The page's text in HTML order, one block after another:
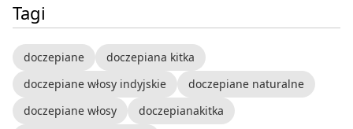
Tagi
doczepiane
doczepiana kitka
doczepiane włosy indyjskie
doczepiane naturalne
doczepiane włosy
doczepianakitka